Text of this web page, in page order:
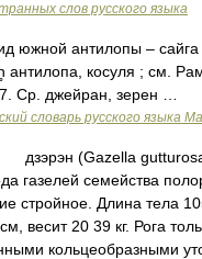
слов русского языка
южной антилопы – сайга
антилопа, косуля ; см.
Ср. джейран, зерен …
словарь русского языка
(Gazella
газелей семейства
стройное. Длина тела
весит 20 39 кг. Рога
кольцеобразными